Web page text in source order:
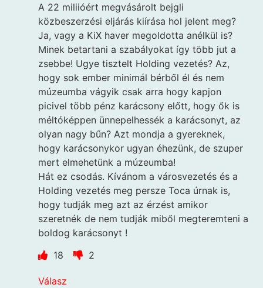
A 22 miliióért megvásárolt bejgli
közbeszerzési eljárás kiírása hol jelent meg?
Ja, vagy a KiX haver megoldotta anélkül is?
Minek betartani a szabályokat így több jut a
zsebbe! Ugye tisztelt Holding vezetés? Az,
hogy sok ember minimál bérből él és nem
múzeumba vágyik csak arra hogy kapjon
picivel több pénz karácsony előtt, hogy ők is
méltóképpen ünnepelhessék a karácsonyt, az
olyan nagy bűn? Azt mondja a gyereknek,
hogy karácsonykor ugyan éhezünk, de szuper
mert elmehetünk a múzeumba!
Hát ez csodás. Kívánom a városvezetés és a
Holding vezetés meg persze Toca úrnak is,
hogy tudják meg azt az érzést amikor
szeretnék de nem tudják miből megteremteni a
boldog karácsonyt !
18
2
Válasz